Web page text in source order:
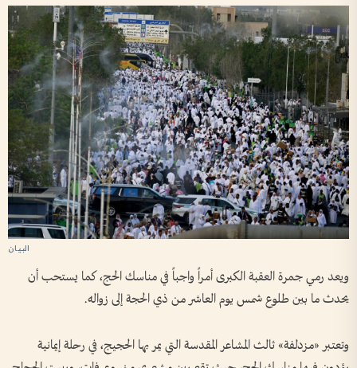
ويعد رمي جمرة العقبة الكبرى أمراً واجباً في مناسك الحج، كما يستحب أن
يحدث ما بين طلوع شمس يوم العاشر من ذي الحجة إلى زواله.
وتعتبر «مزدلفة» ثالث المشاعر المقدسة التي يمر بها الحجيج، في رحلة إيمانية